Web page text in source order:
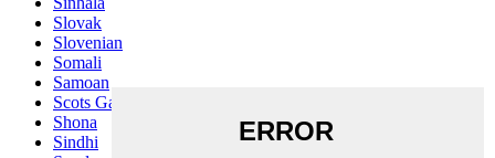
Slovak
Slovenian
Somali
Samoan
Scots Gaelic
Shona
Sindhi